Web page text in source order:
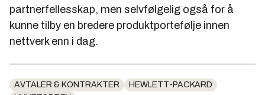
partnerfellesskap, men selvfølgelig også for å
kunne tilby en bredere produktportefølje innen
nettverk enn i dag.
AVTALER & KONTRAKTER
HEWLETT-PACKARD